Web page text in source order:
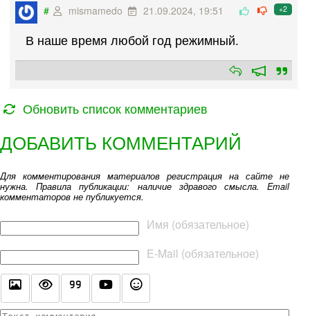
# mismamedo 21.09.2024, 19:51 +2
В наше время любой год режимный.
Обновить список комментариев
ДОБАВИТЬ КОММЕНТАРИЙ
Для комментирования материалов регистрация на сайте не
нужна. Правила публикации: наличие здравого смысла. Email
комментаторов не публикуется.
Имя (обязательное)
E-Mail (обязательное)
Текст комментария